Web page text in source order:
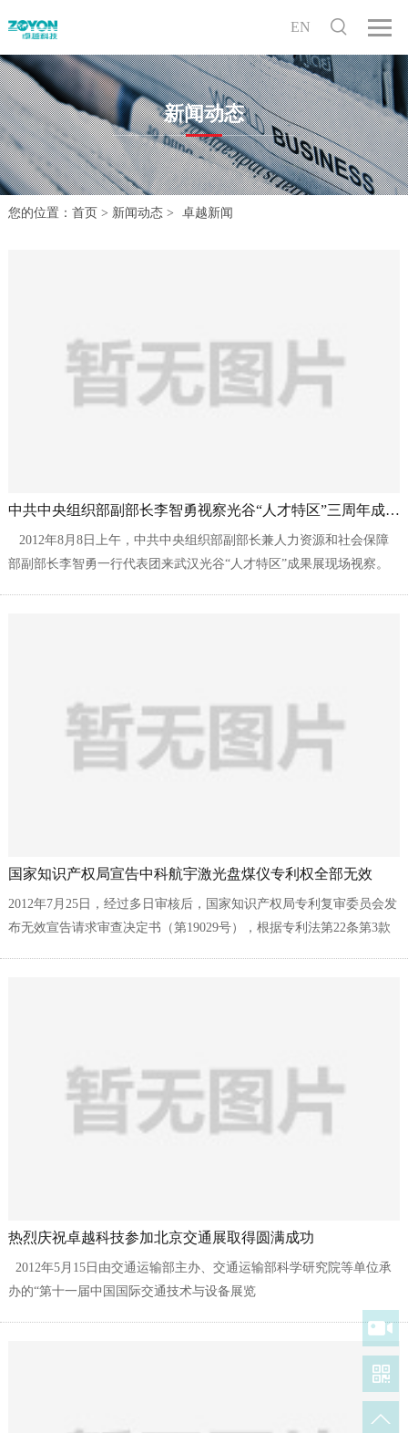
EN
新闻动态
您的位置： 首页> 新闻动态> 卓越新闻
中共中央组织部副部长李智勇视察光谷“人才特区”三周年成果展
2012年8月8日上午，中共中央组织部副部长兼人力资源和社会保障
部副部长李智勇一行代表团来武汉光谷“人才特区”成果展现场视察。
国家知识产权局宣告中科航宇激光盘煤仪专利权全部无效
2012年7月25日，经过多日审核后，国家知识产权局专利复审委员会发
布无效宣告请求审查决定书（第19029号），根据专利法第22条第3款
热烈庆祝卓越科技参加北京交通展取得圆满成功
2012年5月15日由交通运输部主办、交通运输部科学研究院等单位承
办的“第十一届中国国际交通技术与设备展览
会”（CHINA TRANSPO，前九届名称为：国际公路水运交通技术与设